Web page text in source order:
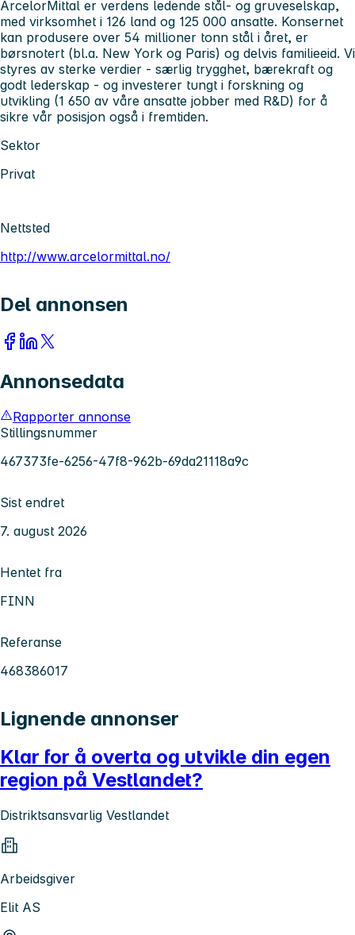
ArcelorMittal er verdens ledende stål- og gruveselskap,
med virksomhet i 126 land og 125 000 ansatte. Konsernet
kan produsere over 54 millioner tonn stål i året, er
børsnotert (bl.a. New York og Paris) og delvis familieeid. Vi
styres av sterke verdier - særlig trygghet, bærekraft og
godt lederskap - og investerer tungt i forskning og
utvikling (1 650 av våre ansatte jobber med R&D) for å
sikre vår posisjon også i fremtiden.
Sektor
Privat
Nettsted
http://www.arcelormittal.no/
Del annonsen
Annonsedata
Rapporter annonse
Stillingsnummer
467373fe-6256-47f8-962b-69da21118a9c
Sist endret
7. august 2026
Hentet fra
FINN
Referanse
468386017
Lignende annonser
Klar for å overta og utvikle din egen
region på Vestlandet?
Distriktsansvarlig Vestlandet
Arbeidsgiver
Elit AS